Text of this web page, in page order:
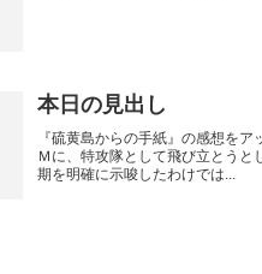
本日の見出し
『硫黄島からの手紙』の感想を
Ｍに、特攻隊として飛び立とう
期を明確に示唆したわけでは...